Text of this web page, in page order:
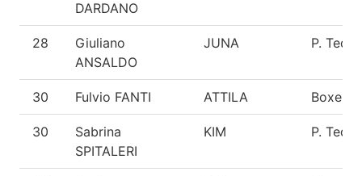
DARDANO
28
Giuliano
ANSALDO
JUNA P.
30 Fulvio FANTI ATTILA Boxer
30
Sabrina
SPITALERI
KIM P.